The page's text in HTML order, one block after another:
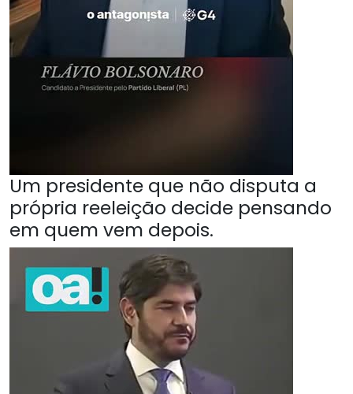
Um presidente que não disputa a
própria reeleição decide pensando
em quem vem depois.